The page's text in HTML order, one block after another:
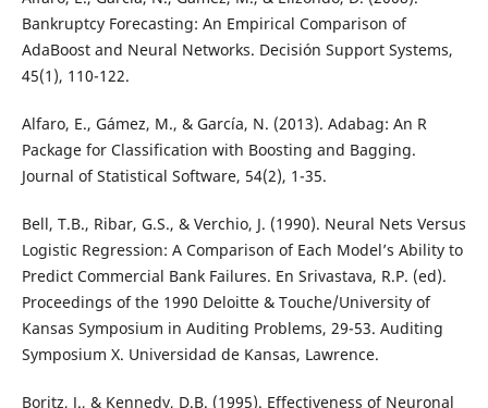
Bankruptcy Forecasting: An Empirical Comparison of
AdaBoost and Neural Networks. Decisión Support Systems,
45(1), 110-122.
Alfaro, E., Gámez, M., & García, N. (2013). Adabag: An R
Package for Classification with Boosting and Bagging.
Journal of Statistical Software, 54(2), 1-35.
Bell, T.B., Ribar, G.S., & Verchio, J. (1990). Neural Nets Versus
Logistic Regression: A Comparison of Each Model’s Ability to
Predict Commercial Bank Failures. En Srivastava, R.P. (ed).
Proceedings of the 1990 Deloitte & Touche/University of
Kansas Symposium in Auditing Problems, 29-53. Auditing
Symposium X. Universidad de Kansas, Lawrence.
Boritz, J., & Kennedy, D.B. (1995). Effectiveness of Neuronal